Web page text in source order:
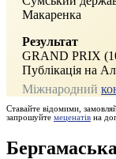
Макаренка
Результат
GRAND PRIX
Публікація на
Міжнародний
Ставайте відомими,
запрошуйте меценатів на